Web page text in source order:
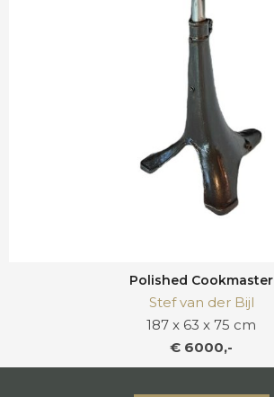
Polished Cookmaster
Stef van der Bijl
187 x 63 x 75 cm
€ 6000,-